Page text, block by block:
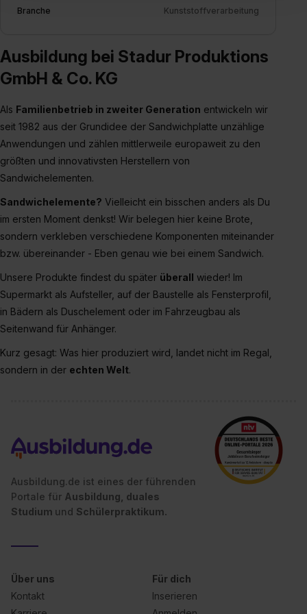
Inhalte (z.B. Videos oder Posts) angezeigt und hierfür
Dienste, ggfs. mit Sitz in den USA, übermittelt werden.
Eine Erlaubnis hierfür kannst du auch später noch im
Einzelfall bei dem jeweiligen Inhalt erteilen. Willst du nur
Auswahl über die Checkboxen und klick auf „Auswahl
erlauben“. Die Einwilligung zur Platzierung von Cookies
der Kategorien „Präferenzen“, „Statistiken“ und „Social
Media und Marketing“ umfasst hierbei die Einwilligung
zur Übermittlung deiner Daten in die USA (Art. 49 Abs. 1
S. 1 lit. a) DS-GVO). Die USA verfügen über kein
angemessenes Datenschutzniveau (EuGH – Schrems
II). Du kannst die von dir erteilte Einwilligung jederzeit mit
Wirkung für die Zukunft ganz oder teilweise über unsere
Einstellungen“ widerrufen. Weitere Informationen zu den
einzelnen Cookies findest du durch Klick auf „Details
zeigen“. Weitere Informationen:Datenschutzerklärung
Impressum.
Branche Kunststoffverarbeitung
Ausbildung bei Stadur Produktions
GmbH & Co. KG
Als Familienbetrieb in zweiter Generation entwickeln wir
seit 1982 aus der Grundidee der Sandwichplatte unzählige
Anwendungen und zählen mittlerweile europaweit zu den
größten und innovativsten Herstellern von
Sandwichelementen.
Sandwichelemente? Vielleicht ein bisschen anders als Du
im ersten Moment denkst! Wir belegen hier keine Brote,
sondern verkleben verschiedene Komponenten miteinander
bzw. übereinander - Eben genau wie bei einem Sandwich.
Unsere Produkte findest du später überall wieder! Im
Supermarkt als Aufsteller, auf der Baustelle als Fensterprofil,
in Bädern als Duschelement oder im Fahrzeugbau als
Seitenwand für Anhänger.
Kurz gesagt: Was hier produziert wird, landet nicht im Regal,
sondern in der echten Welt.
Ausbildung.de ist eines der führenden
Portale für Ausbildung, duales
Studium und Schülerpraktikum.
Über uns
Kontakt
Für dich
Inserieren